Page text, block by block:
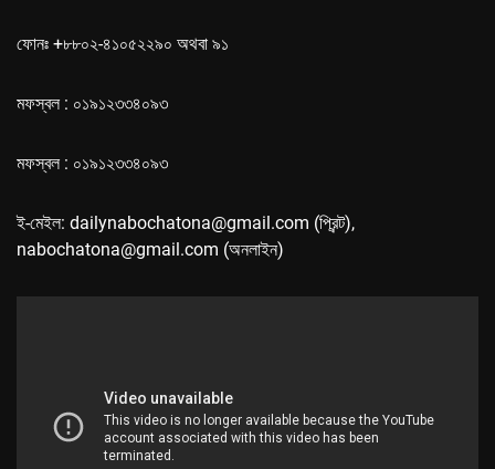
ফোনঃ +৮৮০২-৪১০৫২২৯০ অথবা ৯১
মফস্বল : ০১৯১২৩৩৪০৯৩
মফস্বল : ০১৯১২৩৩৪০৯৩
ই-মেইল: dailynabochatona@gmail.com (প্রিন্ট),
nabochatona@gmail.com (অনলাইন)